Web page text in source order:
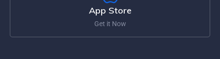
App Store
Get it Now